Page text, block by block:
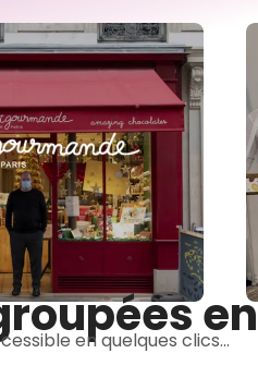
en quelques clics...